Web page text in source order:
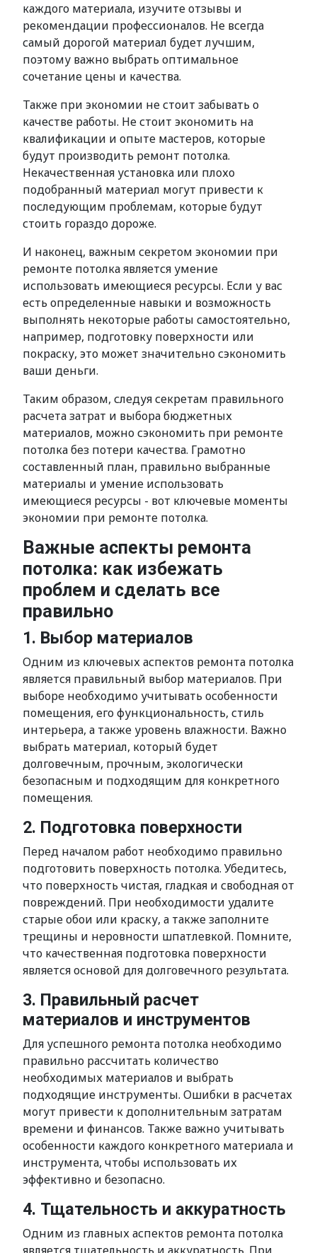
каждого материала, изучите отзывы и
рекомендации профессионалов. Не всегда
самый дорогой материал будет лучшим,
поэтому важно выбрать оптимальное
сочетание цены и качества.
Также при экономии не стоит забывать о
качестве работы. Не стоит экономить на
квалификации и опыте мастеров, которые
будут производить ремонт потолка.
Некачественная установка или плохо
подобранный материал могут привести к
последующим проблемам, которые будут
стоить гораздо дороже.
И наконец, важным секретом экономии при
ремонте потолка является умение
использовать имеющиеся ресурсы. Если у вас
есть определенные навыки и возможность
выполнять некоторые работы самостоятельно,
например, подготовку поверхности или
покраску, это может значительно сэкономить
ваши деньги.
Таким образом, следуя секретам правильного
расчета затрат и выбора бюджетных
материалов, можно сэкономить при ремонте
потолка без потери качества. Грамотно
составленный план, правильно выбранные
материалы и умение использовать
имеющиеся ресурсы - вот ключевые моменты
экономии при ремонте потолка.
Важные аспекты ремонта
потолка: как избежать
проблем и сделать все
правильно
1. Выбор материалов
Одним из ключевых аспектов ремонта потолка
является правильный выбор материалов. При
выборе необходимо учитывать особенности
помещения, его функциональность, стиль
интерьера, а также уровень влажности. Важно
выбрать материал, который будет
долговечным, прочным, экологически
безопасным и подходящим для конкретного
помещения.
2. Подготовка поверхности
Перед началом работ необходимо правильно
подготовить поверхность потолка. Убедитесь,
что поверхность чистая, гладкая и свободная от
повреждений. При необходимости удалите
старые обои или краску, а также заполните
трещины и неровности шпатлевкой. Помните,
что качественная подготовка поверхности
является основой для долговечного результата.
3. Правильный расчет
материалов и инструментов
Для успешного ремонта потолка необходимо
правильно рассчитать количество
необходимых материалов и выбрать
подходящие инструменты. Ошибки в расчетах
могут привести к дополнительным затратам
времени и финансов. Также важно учитывать
особенности каждого конкретного материала и
инструмента, чтобы использовать их
эффективно и безопасно.
4. Тщательность и аккуратность
Одним из главных аспектов ремонта потолка